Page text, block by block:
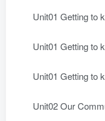
Unit01 Getting to
Unit01 Getting to
Unit01 Getting to
Unit02 Our